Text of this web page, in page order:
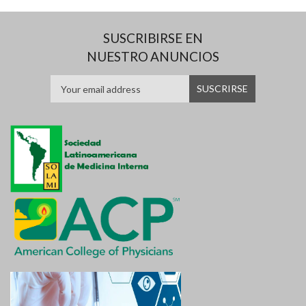
SUSCRIBIRSE EN
NUESTRO ANUNCIOS